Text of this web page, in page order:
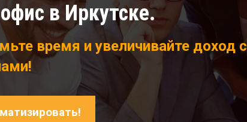
в Иркутске.
время и увеличивайте доход с